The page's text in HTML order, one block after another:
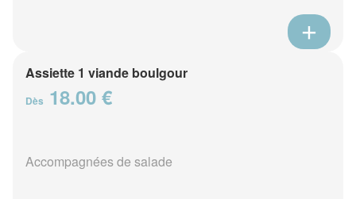
Assiette 1 viande boulgour
Dès 18.00 €
Accompagnées de salade